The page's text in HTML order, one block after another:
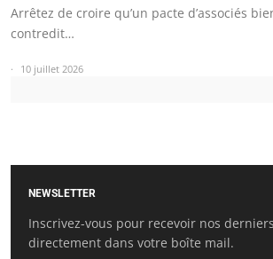
Arrêtez de croire qu’un pacte d’associés
contredit…
10 juillet 2026
NEWSLETTER
Inscrivez-vous pour recevoir nos
directement dans votre boîte mail.